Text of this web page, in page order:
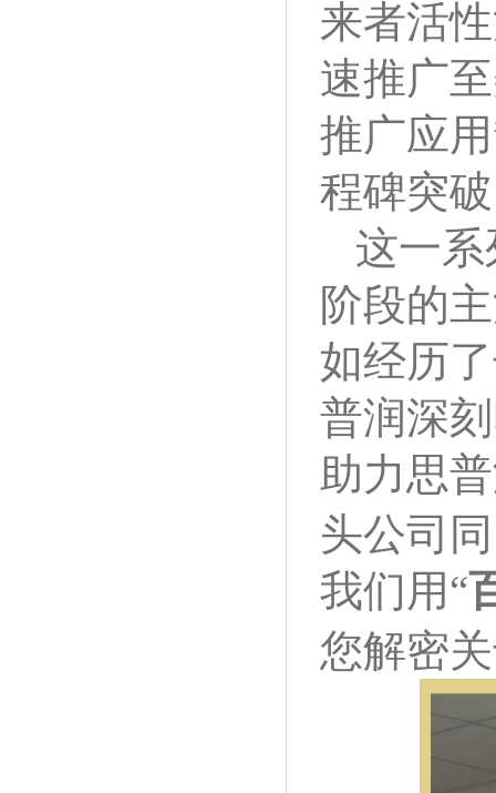
来者活
速推广
推广应
程碑突
这一
阶段的
如经历
普润深
助力思
头公司
我们用“
您解密